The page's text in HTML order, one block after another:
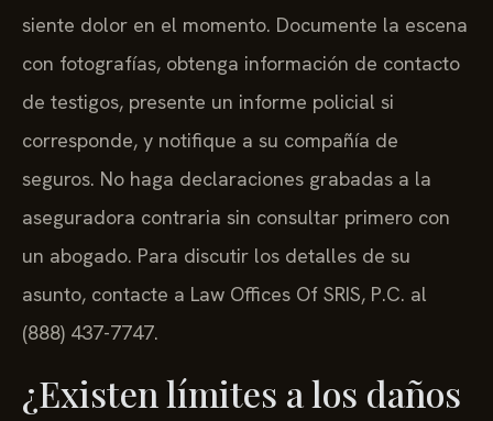
siente dolor en el momento. Documente la escena
con fotografías, obtenga información de contacto
de testigos, presente un informe policial si
corresponde, y notifique a su compañía de
seguros. No haga declaraciones grabadas a la
aseguradora contraria sin consultar primero con
un abogado. Para discutir los detalles de su
asunto, contacte a Law Offices Of SRIS, P.C. al
(888) 437-7747.
¿Existen límites a los daños